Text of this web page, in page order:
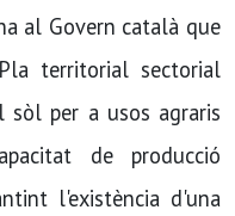
al Govern català que
territorial sectorial
sòl per a usos agraris
de producció
l'existència d'una